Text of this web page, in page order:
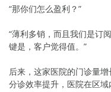
“那你们怎么盈利？”
“薄利多销，而且我们是订
键是，客户觉得值。”
后来，这家医院的门诊量
分诊效率提升，医院在区域